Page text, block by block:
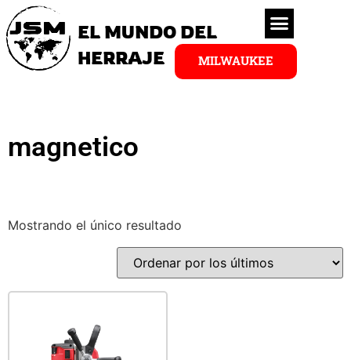
EL MUNDO DEL
HERRAJE
MILWAUKEE
magnetico
Mostrando el único resultado